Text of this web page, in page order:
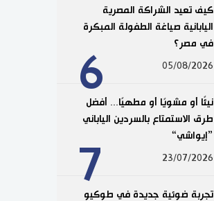
6
كيف تعيد الشراكة المصرية
اليابانية صياغة الطفولة المبكرة
في مصر؟
05/08/2026
7
نيئًا أو مشويًا أو مطهيًا... أفضل
طرق الاستمتاع بالسردين الياباني
”إيواشي“
23/07/2026
تجربة ضوئية جديدة في طوكيو